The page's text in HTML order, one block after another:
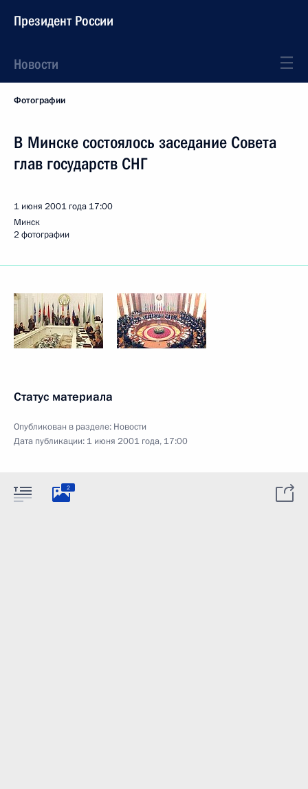
Президент России
Новости
Фотографии
В Минске состоялось заседание Совета
глав государств СНГ
1 июня 2001 года 17:00
Минск
2 фотографии
Статус материала
Опубликован в разделе: Новости
Дата публикации: 1 июня 2001 года, 17:00
2